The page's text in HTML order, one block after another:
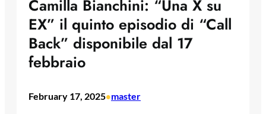
Camilla Bianchini: “Una X su
EX” il quinto episodio di “Call
Back” disponibile dal 17
febbraio
February 17, 2025•master